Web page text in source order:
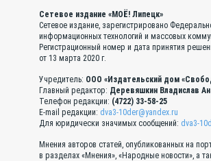
Сетевое издание «МОЁ! Липецк»
Сетевое издание, зарегистрировано
информационных технологий и массовых
Регистрационный номер и дата принятия
от 13 марта 2020 г.
Учредитель: ООО «Издательский дом
Главный редактор: Деревяшкин Владислав
Телефон редакции: (4722) 33-58-25
E-mail редакции: dva3-10der@yandex.ru
Для юридически значимых сообщений: dva3-
Мнения авторов статей, опубликованных на
в разделах «Мнения», «Народные новости», а